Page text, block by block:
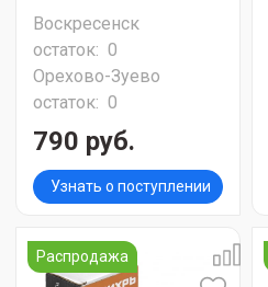
Воскресенск
остаток: 0
Орехово-Зуево
остаток: 0
790 руб.
Узнать о поступлении
Распродажа